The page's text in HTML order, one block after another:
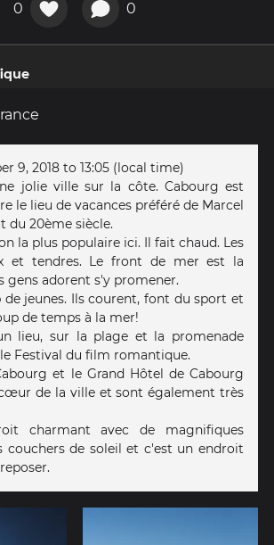
0 0
9, 2018 to 13:05 (local time)
jolie ville sur la côte. Cabourg est
le lieu de vacances préféré de Marcel
du 20ème siècle.
la plus populaire ici. Il fait chaud. Les
et tendres. Le front de mer est la
gens adorent s'y promener.
de jeunes. Ils courent, font du sport et
de temps à la mer!
lieu, sur la plage et la promenade
Festival du film romantique.
et le Grand Hôtel de Cabourg
de la ville et sont également très
charmant avec de magnifiques
couchers de soleil et c'est un endroit